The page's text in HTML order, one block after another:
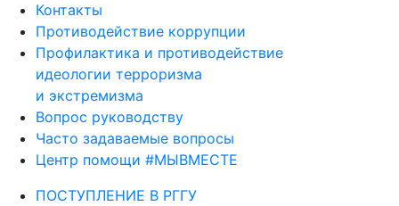
Контакты
Противодействие коррупции
Профилактика и противодействие
идеологии терроризма
и экстремизма
Вопрос руководству
Часто задаваемые вопросы
Центр помощи #МЫВМЕСТЕ
ПОСТУПЛЕНИЕ В РГГУ